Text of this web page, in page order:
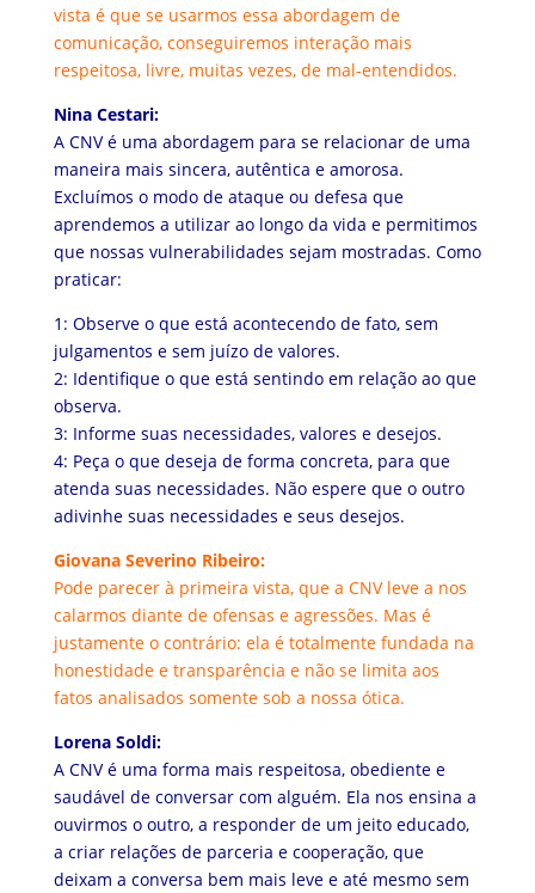
vista é que se usarmos essa abordagem de
comunicação, conseguiremos interação mais
respeitosa, livre, muitas vezes, de mal-entendidos.
Nina Cestari:
A CNV é uma abordagem para se relacionar de uma
maneira mais sincera, autêntica e amorosa.
Excluímos o modo de ataque ou defesa que
aprendemos a utilizar ao longo da vida e permitimos
que nossas vulnerabilidades sejam mostradas. Como
praticar:
1: Observe o que está acontecendo de fato, sem
julgamentos e sem juízo de valores.
2: Identifique o que está sentindo em relação ao que
observa.
3: Informe suas necessidades, valores e desejos.
4: Peça o que deseja de forma concreta, para que
atenda suas necessidades. Não espere que o outro
adivinhe suas necessidades e seus desejos.
Giovana Severino Ribeiro:
Pode parecer à primeira vista, que a CNV leve a nos
calarmos diante de ofensas e agressões. Mas é
justamente o contrário: ela é totalmente fundada na
honestidade e transparência e não se limita aos
fatos analisados somente sob a nossa ótica.
Lorena Soldi:
A CNV é uma forma mais respeitosa, obediente e
saudável de conversar com alguém. Ela nos ensina a
ouvirmos o outro, a responder de um jeito educado,
a criar relações de parceria e cooperação, que
deixam a conversa bem mais leve e até mesmo sem